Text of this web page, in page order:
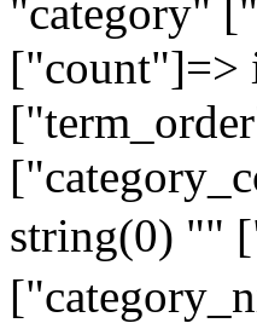
"category"
["count"]=>
string(0) ""